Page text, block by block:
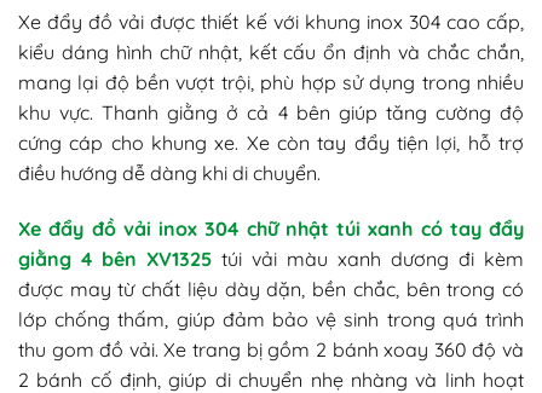
Xe đẩy đồ vải được thiết kế với khung inox 304 cao cấp,
kiểu dáng hình chữ nhật, kết cấu ổn định và chắc chắn,
mang lại độ bền vượt trội, phù hợp sử dụng trong nhiều
khu vực. Thanh giằng ở cả 4 bên giúp tăng cường độ
cứng cáp cho khung xe. Xe còn tay đẩy tiện lợi, hỗ trợ
điều hướng dễ dàng khi di chuyển.
Xe đẩy đồ vải inox 304 chữ nhật túi xanh có tay đẩy
giằng 4 bên XV1325 túi vải màu xanh dương đi kèm
được may từ chất liệu dày dặn, bền chắc, bên trong có
lớp chống thấm, giúp đảm bảo vệ sinh trong quá trình
thu gom đồ vải. Xe trang bị gồm 2 bánh xoay 360 độ và
2 bánh cố định, giúp di chuyển nhẹ nhàng và linh hoạt